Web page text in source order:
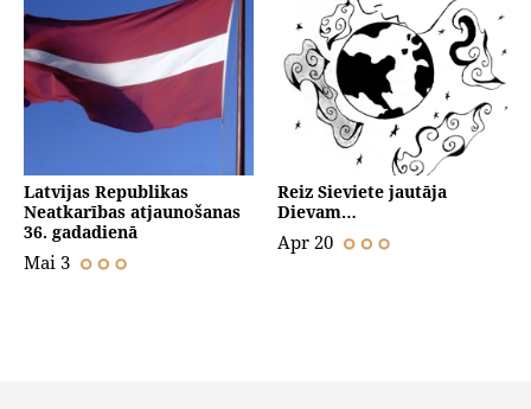
Latvijas Republikas
Neatkarības atjaunošanas
36. gadadienā
Mai 3
Reiz Sieviete jautāja
Dievam…
Apr 20